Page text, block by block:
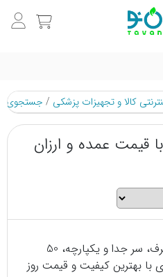
کالا و تجهیزات پزشکی / جستجوی
قیمت عمده و ارزان
انواع سرنگ انسولین یکبار مصرف، سر جدا و یکپارچه، 50
واحدی و 30 واحدی با بهترین کیفیت و قیمت روز